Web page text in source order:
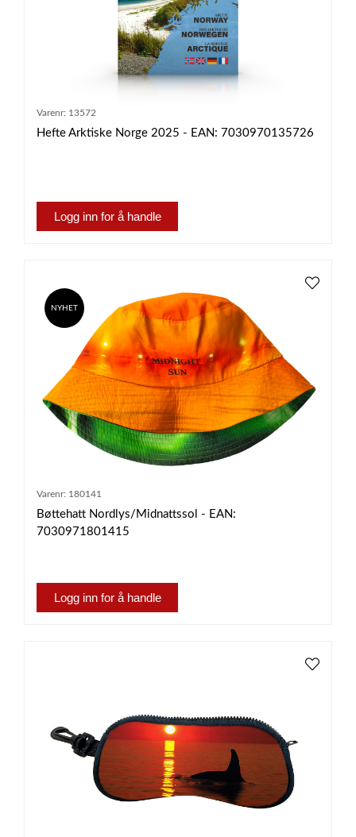
Varenr: 13572
Hefte Arktiske Norge 2025 - EAN: 7030970135726
Logg inn for å handle
NYHET
Varenr: 180141
Bøttehatt Nordlys/Midnattssol - EAN:
7030971801415
Logg inn for å handle